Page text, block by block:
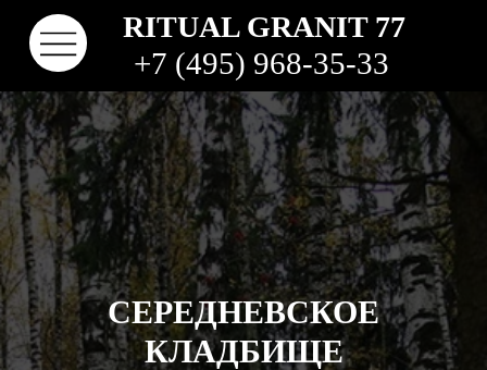
RITUAL GRANIT 77
+7 (495) 968-35-33
СЕРЕДНЕВСКОЕ
КЛАДБИЩЕ